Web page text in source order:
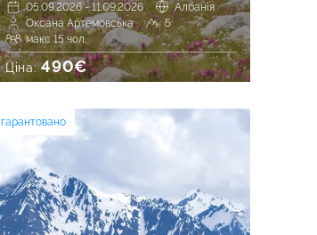
05.09.2026 - 11.09.2026
Албанія
Оксана Артемовська
5
макс 15 чол.
Ціна:490€
гарантовано